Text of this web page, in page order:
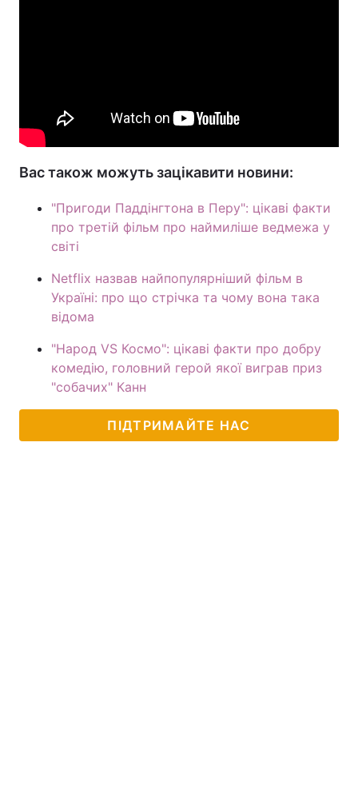
Вас також можуть зацікавити новини:
"Пригоди Паддінгтона в Перу": цікаві факти
про третій фільм про наймиліше ведмежа у
світі
Netflix назвав найпопулярніший фільм в
Україні: про що стрічка та чому вона така
відома
"Народ VS Космо": цікаві факти про добру
комедію, головний герой якої виграв приз
"собачих" Канн
ПІДТРИМАЙТЕ НАС